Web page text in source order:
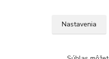
Nastavenia